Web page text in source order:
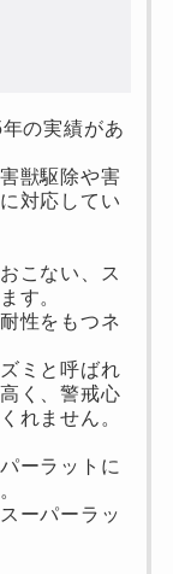
の実績があ
獣駆除や害
対応してい
こない、ス
す。
性をもつネ
ミと呼ばれ
く、警戒心
れません。
ーラットに
ーパーラッ